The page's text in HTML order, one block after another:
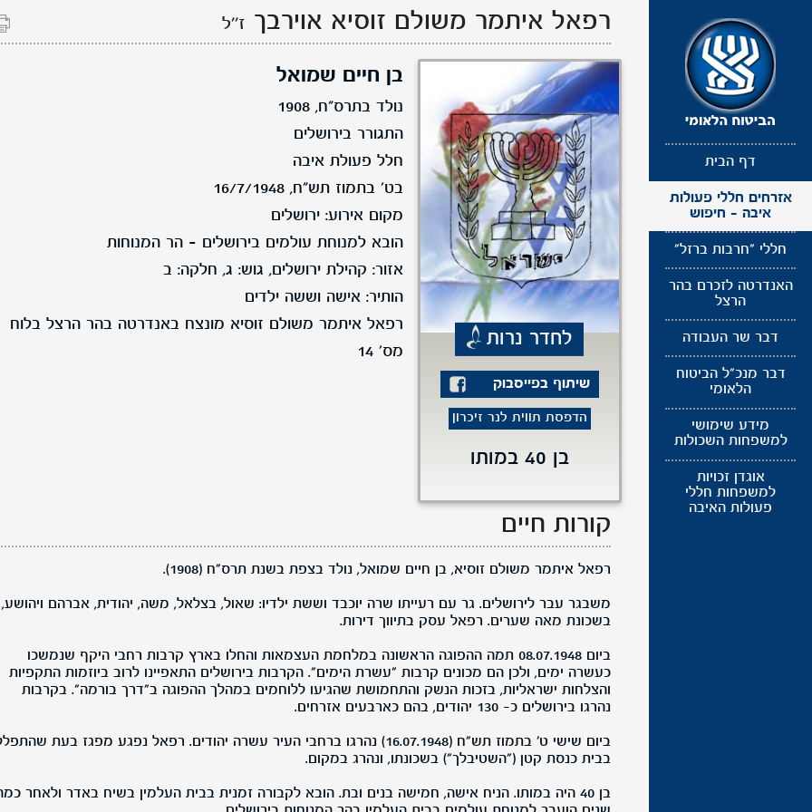
דף הבית
אזרחים חללי פעולות
איבה - חיפוש
חללי "חרבות ברזל"
האנדרטה לזכרם בהר
הרצל
דבר שר העבודה
דבר מנכ"ל הביטוח
הלאומי
מידע שימושי
למשפחות השכולות
אוגדן זכויות
למשפחות חללי
פעולות האיבה
רפאל איתמר משולם זוסיא אוירבך ז''ל
לחדר נרות
שיתוף בפייסבוק
הדפסת תווית לנר זיכרון
בן 40 במותו
בן חיים שמואל
נולד בתרס"ח, 1908
התגורר בירושלים
חלל פעולת איבה
בט' בתמוז תש"ח, 16/7/1948
מקום אירוע: ירושלים
הובא למנוחת עולמים בירושלים - הר המנוחות
אזור: קהילת ירושלים, גוש: ג, חלקה: ב
הותיר: אישה וששה ילדים
רפאל איתמר משולם זוסיא מונצח באנדרטה בהר הרצל בלוח
מס' 14
קורות חיים
רפאל איתמר משולם זוסיא, בן חיים שמואל, נולד בצפת בשנת תרס"ח (1908).
משבגר עבר לירושלים. גר עם רעייתו שרה יוכבד וששת ילדיו: שאול, בצלאל, משה, יהודית, אברהם ויהושע,
בשכונת מאה שערים. רפאל עסק בתיווך דירות.
ביום 08.07.1948 תמה ההפוגה הראשונה במלחמת העצמאות והחלו בארץ קרבות רחבי היקף שנמשכו
כעשרה ימים, ולכן הם מכונים קרבות "עשרת הימים". הקרבות בירושלים התאפיינו לרוב ביוזמות התקפיות
והצלחות ישראליות, בזכות הנשק והתחמושת שהגיעו ללוחמים במהלך ההפוגה ב"דרך בורמה". בקרבות
נהרגו בירושלים כ- 130 יהודים, בהם כארבעים אזרחים.
ביום שישי ט' בתמוז תש"ח (16.07.1948) נהרגו ברחבי העיר עשרה יהודים. רפאל נפגע מפגז בעת
בבית כנסת קטן ("השטיבלך") בשכונתו, ונהרג במקום.
בן 40 היה במותו. הניח אישה, חמישה בנים ובת. הובא לקבורה זמנית בבית העלמין בשיח באדר ולאחר